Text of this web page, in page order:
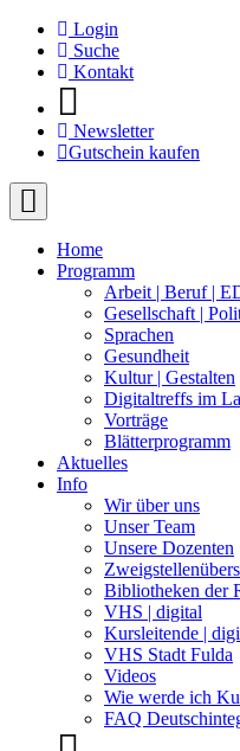
Login
Suche
Kontakt
Newsletter
Gutschein kaufen
Home
Programm
Arbeit | Beruf |
Gesellschaft |
Sprachen
Gesundheit
Kultur | Gestalten
Digitaltreffs im
Vorträge
Blätterprogramm
Aktuelles
Info
Wir über uns
Unser Team
Unsere Dozenten
Bibliotheken der
VHS | digital
Kursleitende |
VHS Stadt Fulda
Videos
Wie werde ich
FAQ